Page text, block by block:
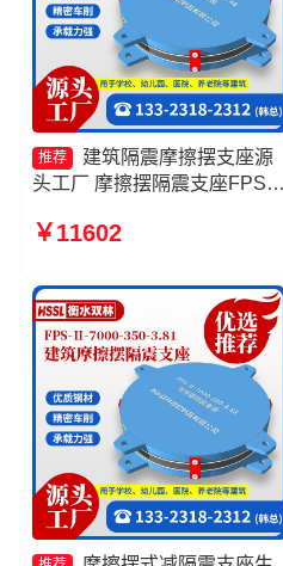
推荐
建筑隔震摩擦摆支座源
头工厂 摩擦摆隔震支座FPSII-
摆隔震支座FPSII-10000-350-
￥11602